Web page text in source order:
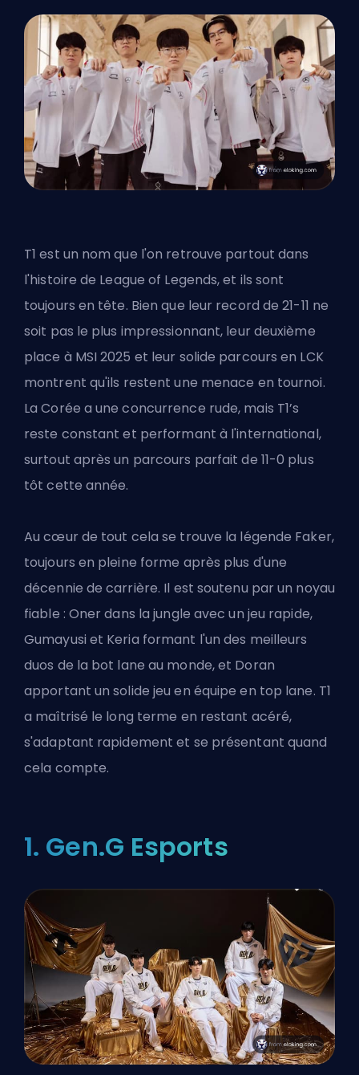
T1 est un nom que l'on retrouve partout dans
l'histoire de League of Legends, et ils sont
toujours en tête. Bien que leur record de 21-11 ne
soit pas le plus impressionnant, leur deuxième
place à MSI 2025 et leur solide parcours en LCK
montrent qu'ils restent une menace en tournoi.
La Corée a une concurrence rude, mais T1’s
reste constant et performant à l'international,
surtout après un parcours parfait de 11-0 plus
tôt cette année.
Au cœur de tout cela se trouve la légende Faker,
toujours en pleine forme après plus d'une
décennie de carrière. Il est soutenu par un noyau
fiable : Oner dans la jungle avec un jeu rapide,
Gumayusi et Keria formant l'un des meilleurs
duos de la bot lane au monde, et Doran
apportant un solide jeu en équipe en top lane. T1
a maîtrisé le long terme en restant acéré,
s'adaptant rapidement et se présentant quand
cela compte.
1. Gen.G Esports